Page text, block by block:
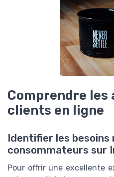
Comprendre les
clients en ligne
Identifier les besoins
consommateurs sur
Pour offrir une excellente